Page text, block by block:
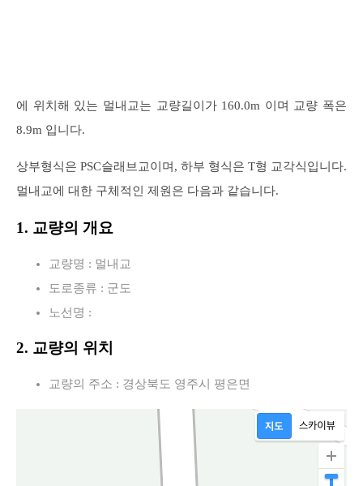
에 위치해 있는 멀내교는 교량길이가 160.0m 이며 교량 폭은
8.9m 입니다.
상부형식은 PSC슬래브교이며, 하부 형식은 T형 교각식입니다.
멀내교에 대한 구체적인 제원은 다음과 같습니다.
1. 교량의 개요
교량명 : 멀내교
도로종류 : 군도
노선명 :
2. 교량의 위치
교량의 주소 : 경상북도 영주시 평은면